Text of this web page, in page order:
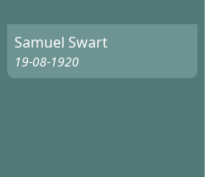
Samuel Swart
19-08-1920